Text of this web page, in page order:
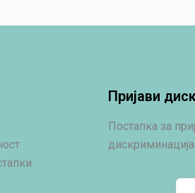
Пријави
Постапка за
дискриминација